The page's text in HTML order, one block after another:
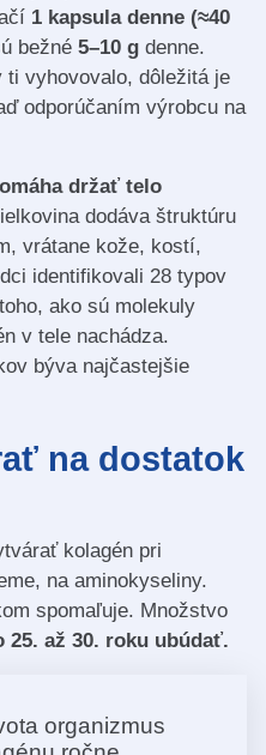
1 kapsula denne (≈40
bežné 5–10 g denne.
vyhovovalo, dôležitá je
odporúčaním výrobcu na
držať telo
dodáva štruktúru
vrátane kože, kostí,
identifikovali 28 typov
ako sú molekuly
v tele nachádza.
býva najčastejšie
na dostatok
kolagén pri
na aminokyseliny.
spomaľuje. Množstvo
25. až 30. roku ubúdať.
organizmus